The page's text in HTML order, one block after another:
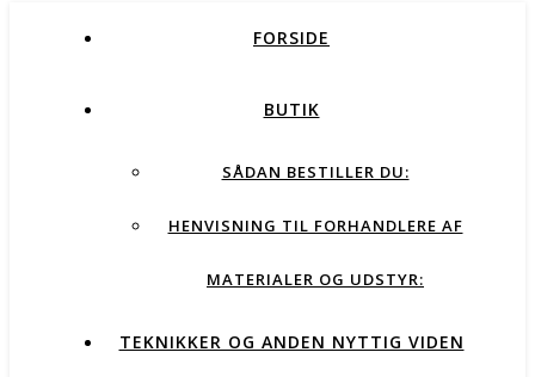
FORSIDE
BUTIK
SÅDAN BESTILLER DU:
HENVISNING TIL FORHANDLERE AF
MATERIALER OG UDSTYR:
TEKNIKKER OG ANDEN NYTTIG VIDEN